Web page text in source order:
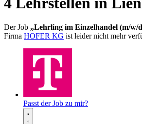
Der Job „Lehrling im Einzelhandel (m/w/
Firma HOFER KG ist leider nicht mehr
Passt der Job zu mir?